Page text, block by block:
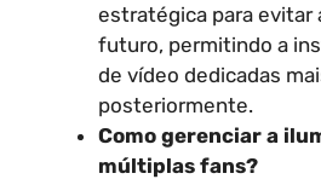
estratégica para evitar
futuro, permitindo a
de vídeo dedicadas
posteriormente.
Como gerenciar a
múltiplas fans?